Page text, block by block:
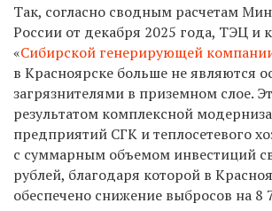
Так, согласно сводным расчетам
России от декабря 2025 года, ТЭЦ и
«Сибирской генерирующей
в Красноярске больше не являются
загрязнителями в приземном слое.
результатом комплексной
предприятий СГК и теплосетевого
с суммарным объемом инвестиций
рублей, благодаря которой в
обеспечено снижение выбросов на 8